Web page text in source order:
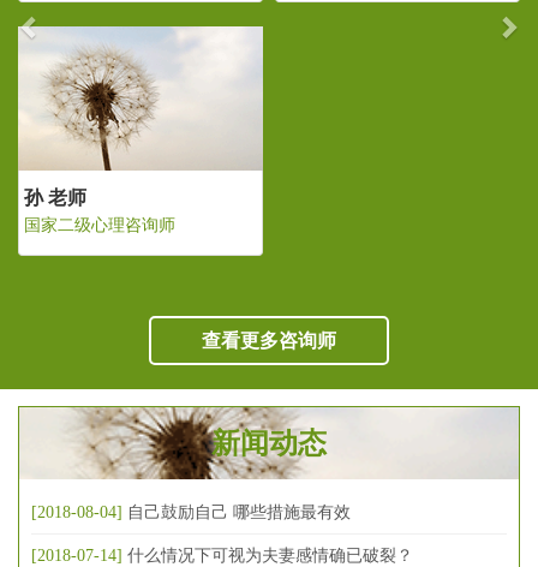
查看更多咨询师
新闻动态
[2018-08-04] 自己鼓励自己 哪些措施最有效
[2018-07-14] 什么情况下可视为夫妻感情确已破裂？